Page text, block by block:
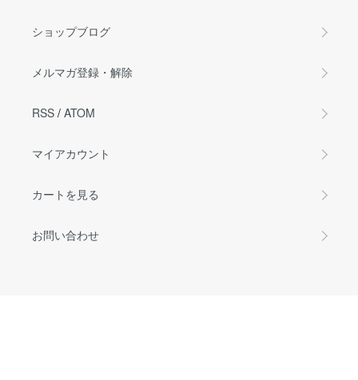
ショップブログ
メルマガ登録・解除
RSS / ATOM
マイアカウント
カートを見る
お問い合わせ